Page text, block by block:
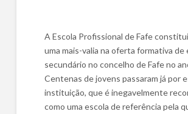
A Escola Profissional de Fafe
uma mais-valia na oferta formativa de
secundário no concelho de Fafe no
Centenas de jovens passaram já por
instituição, que é inegavelmente
como uma escola de referência pela